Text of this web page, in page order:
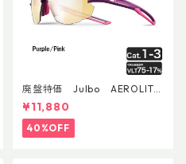
廃盤特価 Julbo AEROLITE
AsianFit
¥11,880
40%OFF